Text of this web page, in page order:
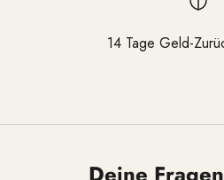
14 Tage Geld-